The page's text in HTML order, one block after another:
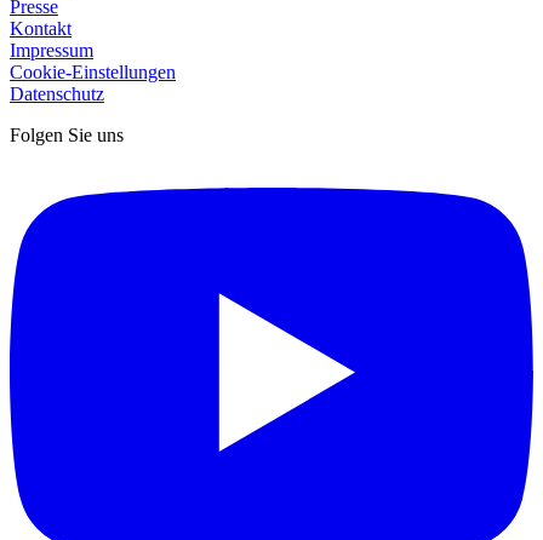
Presse
Kontakt
Impressum
Cookie-Einstellungen
Datenschutz
Folgen Sie uns